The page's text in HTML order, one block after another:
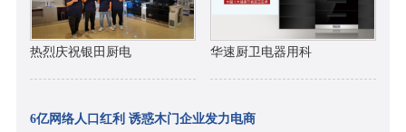
热烈庆祝银田厨电 华速厨卫电器用科
6亿网络人口红利 诱惑木门企业发力电商